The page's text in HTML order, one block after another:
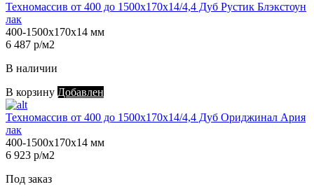
Техномассив от 400 до 1500х170х14/4,4 Дуб Рустик Блэкстоун
лак
400-1500х170х14 мм
6 487 р/м2
В наличии
В корзину Добавлен
Техномассив от 400 до 1500х170х14/4,4 Дуб Ориджинал Ария
лак
400-1500х170х14 мм
6 923 р/м2
Под заказ